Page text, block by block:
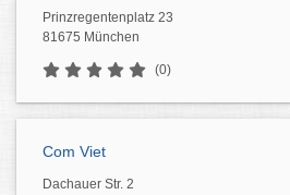
Prinzregentenplatz 23
81675 München
(0)
Com Viet
Dachauer Str. 2